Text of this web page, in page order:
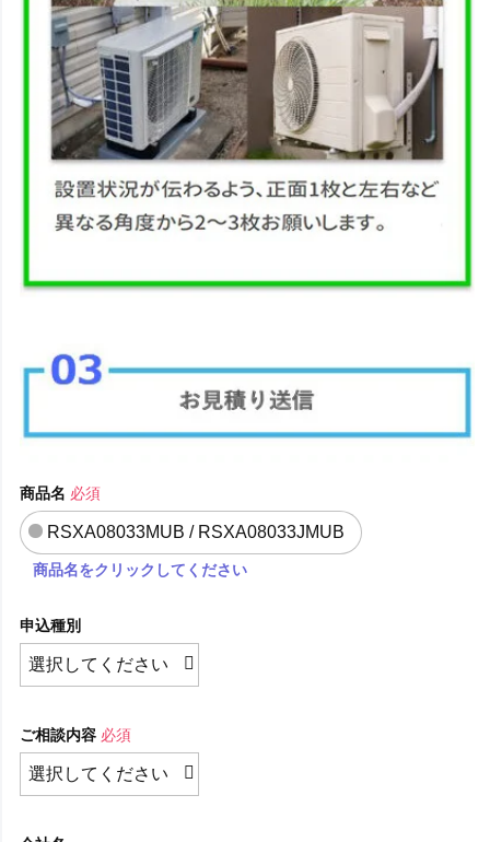
商品名 必須
RSXA08033MUB / RSXA08033JMUB
商品名をクリックしてください
申込種別
ご相談内容 必須